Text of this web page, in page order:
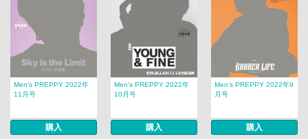
Men’s PREPPY 2022年
11月号
購入
Men’s PREPPY 2022年
10月号
購入
Men’s PREPPY 2022年9
月号
購入